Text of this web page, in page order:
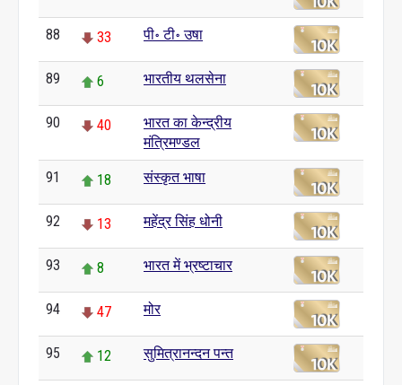
88 33 पी॰ टी॰ उषा
89 6 भारतीय थलसेना
90 40
भारत का केन्द्रीय
मंत्रिमण्डल
91 18 संस्कृत भाषा
92 13 महेंद्र सिंह धोनी
93 8 भारत में भ्रष्टाचार
94 47 मोर
95 12 सुमित्रानन्दन पन्त